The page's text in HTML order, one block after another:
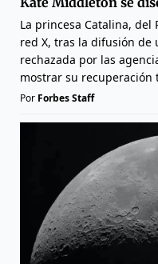
La princesa Catalina,
red X, tras la difusión
rechazada por las
mostrar su
Por Forbes Staff